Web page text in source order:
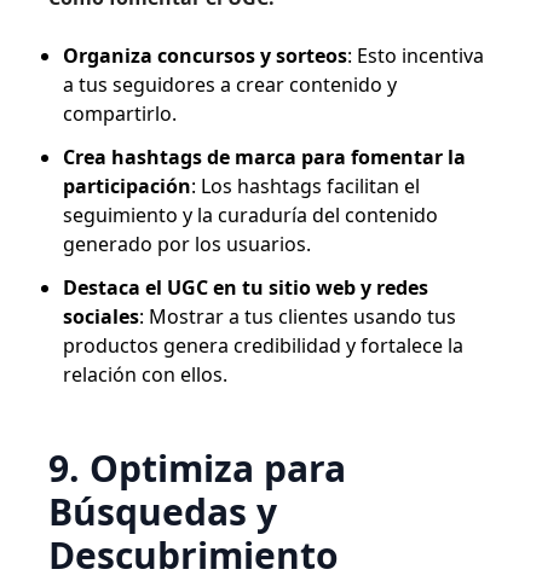
Organiza concursos y sorteos: Esto incentiva
a tus seguidores a crear contenido y
compartirlo.
Crea hashtags de marca para fomentar la
participación: Los hashtags facilitan el
seguimiento y la curaduría del contenido
generado por los usuarios.
Destaca el UGC en tu sitio web y redes
sociales: Mostrar a tus clientes usando tus
productos genera credibilidad y fortalece la
relación con ellos.
9. Optimiza para
Búsquedas y
Descubrimiento